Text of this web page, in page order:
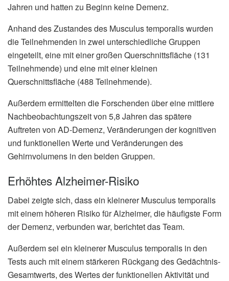
Jahren und hatten zu Beginn keine Demenz.
Anhand des Zustandes des Musculus temporalis wurden
die Teilnehmenden in zwei unterschiedliche Gruppen
eingeteilt, eine mit einer großen Querschnittsfläche (131
Teilnehmende) und eine mit einer kleinen
Querschnittsfläche (488 Teilnehmende).
Außerdem ermittelten die Forschenden über eine mittlere
Nachbeobachtungszeit von 5,8 Jahren das spätere
Auftreten von AD-Demenz, Veränderungen der kognitiven
und funktionellen Werte und Veränderungen des
Gehirnvolumens in den beiden Gruppen.
Erhöhtes Alzheimer-Risiko
Dabei zeigte sich, dass ein kleinerer Musculus temporalis
mit einem höheren Risiko für Alzheimer, die häufigste Form
der Demenz, verbunden war, berichtet das Team.
Außerdem sei ein kleinerer Musculus temporalis in den
Tests auch mit einem stärkeren Rückgang des Gedächtnis-
Gesamtwerts, des Wertes der funktionellen Aktivität und